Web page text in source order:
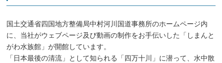
国土交通省四国地方整備局中村河川国道事務所のホームページ内
に、当社がウェブページ及び動画の制作をお手伝いした「しまんと
がわ水族館」が開館しています。
「日本最後の清流」として知られる「四万十川」に潜って、水中散